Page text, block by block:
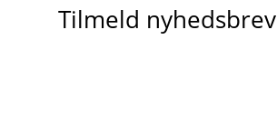
Tilmeld nyhedsbrev